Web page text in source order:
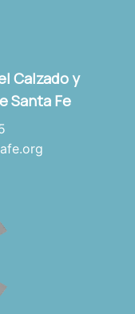
Calzado y
Santa Fe